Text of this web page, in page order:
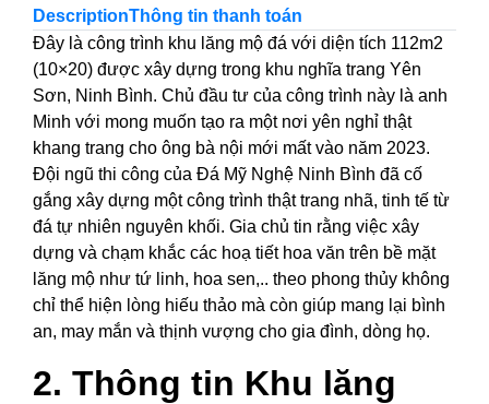
DescriptionThông tin thanh toán
Đây là công trình khu lăng mộ đá với diện tích 112m2
(10×20) được xây dựng trong khu nghĩa trang Yên
Sơn, Ninh Bình. Chủ đầu tư của công trình này là anh
Minh với mong muốn tạo ra một nơi yên nghỉ thật
khang trang cho ông bà nội mới mất vào năm 2023.
Đội ngũ thi công của Đá Mỹ Nghệ Ninh Bình đã cố
gắng xây dựng một công trình thật trang nhã, tinh tế từ
đá tự nhiên nguyên khối. Gia chủ tin rằng việc xây
dựng và chạm khắc các hoạ tiết hoa văn trên bề mặt
lăng mộ như tứ linh, hoa sen,.. theo phong thủy không
chỉ thể hiện lòng hiếu thảo mà còn giúp mang lại bình
an, may mắn và thịnh vượng cho gia đình, dòng họ.
2. Thông tin Khu lăng